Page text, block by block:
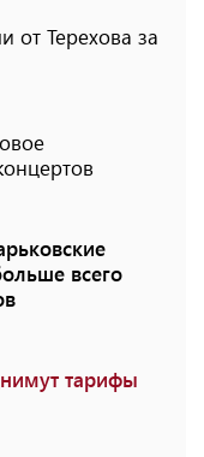
от Терехова за
всего
тарифы